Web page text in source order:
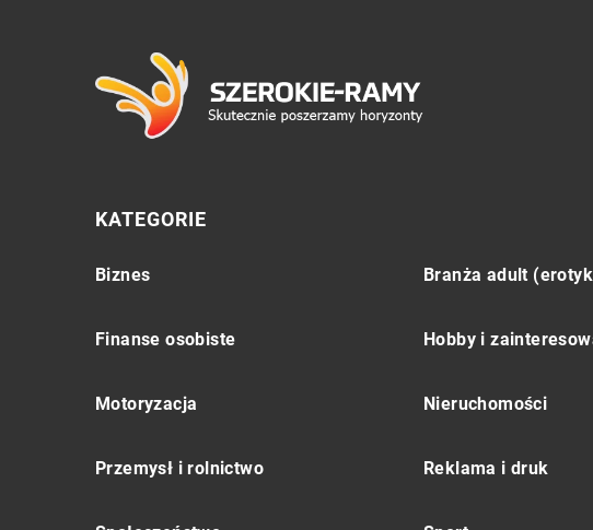
KATEGORIE
Biznes Branża adult
Finanse osobiste Hobby i
Motoryzacja Nieruchomości
Przemysł i rolnictwo Reklama i druk